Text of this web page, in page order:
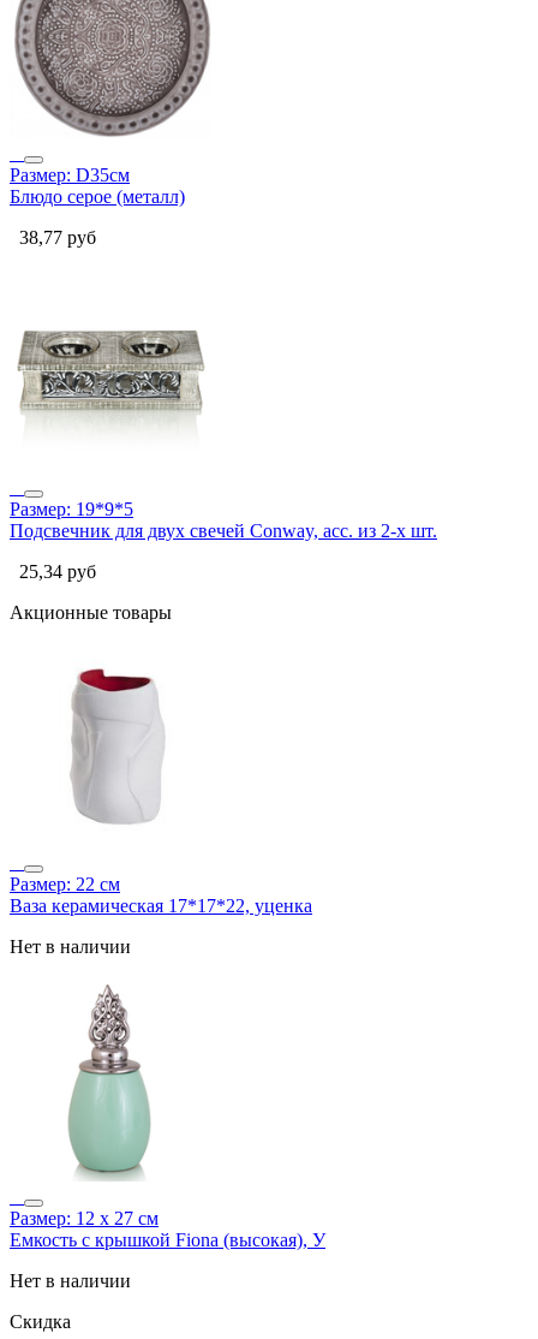
Размер: D35см
Блюдо серое (металл)
38,77 руб
Размер: 19*9*5
Подсвечник для двух свечей Conway, асс. из 2-х шт.
25,34 руб
Акционные товары
Размер: 22 см
Ваза керамическая 17*17*22, уценка
Нет в наличии
Размер: 12 х 27 см
Емкость с крышкой Fiona (высокая), У
Нет в наличии
Скидка